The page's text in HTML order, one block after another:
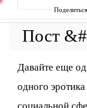
Давайте еще
одного